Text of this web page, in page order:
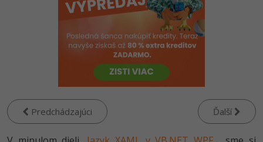
Python -80%
JavaScript -80%
C++
Swift -80%
Predchádzajúci Ďalší